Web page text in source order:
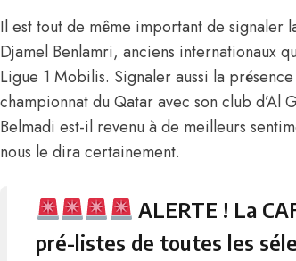
Il est tout de même important de signaler
Djamel Benlamri, anciens internationaux
Ligue 1 Mobilis. Signaler aussi la
championnat du Qatar avec son club d’Al
Belmadi est-il revenu à de meilleurs
nous le dira certainement.
ALERTE ! La
pré-listes de toutes les